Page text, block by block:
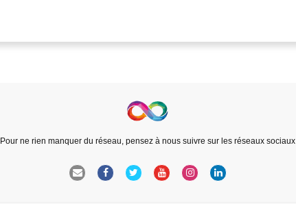
Pour ne rien manquer du réseau, pensez à nous suivre sur les réseaux sociaux